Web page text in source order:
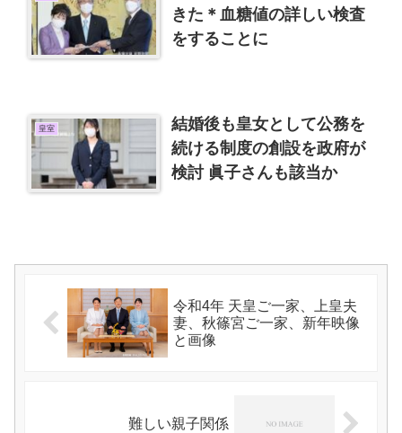
きた＊血糖値の詳しい検査
をすることに
皇室
結婚後も皇女として公務を
続ける制度の創設を政府が
検討 眞子さんも該当か
令和4年 天皇ご一家、上皇夫
妻、秋篠宮ご一家、新年映像
と画像
難しい親子関係